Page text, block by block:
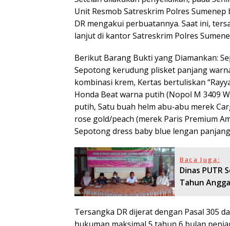
Unit Resmob Satreskrim Polres
DR mengakui perbuatannya. Saat ini,
lanjut di kantor Satreskrim Polres
Berikut Barang Bukti yang Diamankan:
Sepotong kerudung plisket panjang
kombinasi krem, Kertas bertuliskan
Honda Beat warna putih (Nopol M 3409
putih, Satu buah helm abu-abu merek
rose gold/peach (merek Paris Premium
Sepotong dress baby blue lengan
Baca Juga:
Dinas PUTR
Tahun
Tersangka DR dijerat dengan Pasal 305